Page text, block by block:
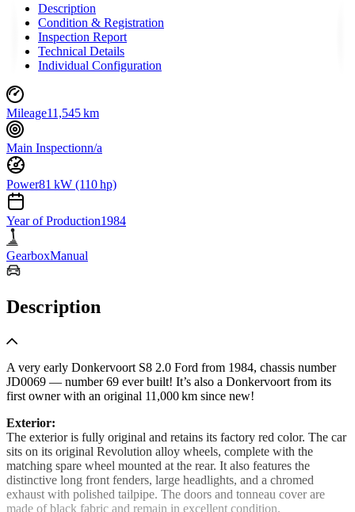
Description
Condition & Registration
Inspection Report
Technical Details
Individual Configuration
Mileage11,545 km
Main Inspectionn/a
Power81 kW (110 hp)
Year of Production1984
GearboxManual
Description
A very early Donkervoort S8 2.0 Ford from 1984, chassis number
JD0069 — number 69 ever built! It’s also a Donkervoort from its
first owner with an original 11,000 km since new!
Exterior:
The exterior is fully original and retains its factory red color. The car
sits on its original Revolution alloy wheels, complete with the
matching spare wheel mounted at the rear. It also features the
distinctive long front fenders, large headlights, and a chromed
exhaust with polished tailpipe. The doors and tonneau cover are
made of black fabric and remain in excellent condition.